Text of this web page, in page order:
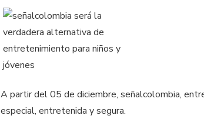
A partir del 05 de diciembre, señalcolombia,
especial, entretenida y segura.